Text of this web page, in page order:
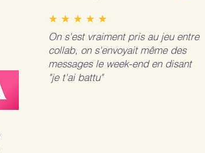
On s'est vraiment pris au jeu entre
collab, on s'envoyait même des
messages le week-end en disant
"je t'ai battu"
★ ★ ★ ★ ★